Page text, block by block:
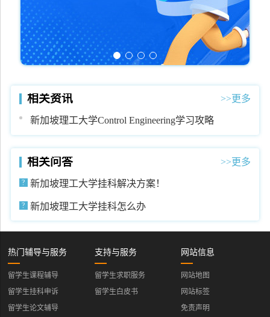
相关资讯 >>更多
新加坡理工大学Control Engineering学习攻略
相关问答 >>更多
新加坡理工大学挂科解决方案！
新加坡理工大学挂科怎么办
热门辅导与服务
留学生课程辅导
留学生挂科申诉
留学生论文辅导
支持与服务
留学生求职服务
留学生白皮书
网站信息
网站地图
网站标签
免责声明